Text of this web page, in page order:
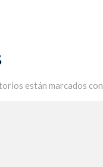
están marcados con